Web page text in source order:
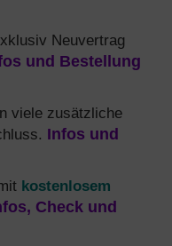
Neuvertrag
und Bestellung
viele zusätzliche
Infos und
kostenlosem
Check und